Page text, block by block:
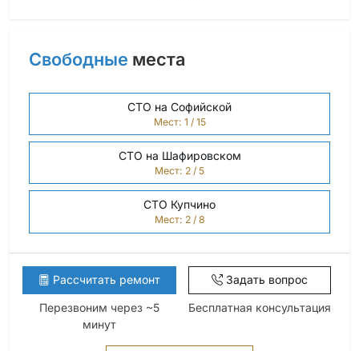
Свободные места
СТО на Софийской
Мест: 1 / 15
СТО на Шафировском
Мест: 2 / 5
СТО Купчино
Мест: 2 / 8
Рассчитать ремонт
Перезвоним через ~5
минут
Задать вопрос
Бесплатная консультация